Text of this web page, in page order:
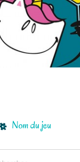
Nom du jeu